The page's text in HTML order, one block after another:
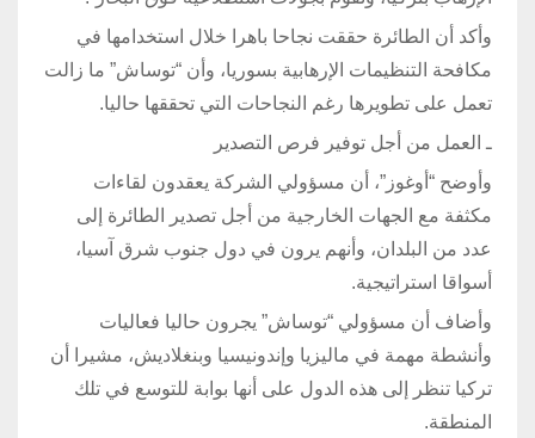
وأكد أن الطائرة حققت نجاحا باهرا خلال استخدامها في
مكافحة التنظيمات الإرهابية بسوريا، وأن “توساش” ما زالت
تعمل على تطويرها رغم النجاحات التي تحققها حاليا.
ـ العمل من أجل توفير فرص التصدير
وأوضح “أوغوز”، أن مسؤولي الشركة يعقدون لقاءات
مكثفة مع الجهات الخارجية من أجل تصدير الطائرة إلى
عدد من البلدان، وأنهم يرون في دول جنوب شرق آسيا،
أسواقا استراتيجية.
وأضاف أن مسؤولي “توساش” يجرون حاليا فعاليات
وأنشطة مهمة في ماليزيا وإندونيسيا وبنغلاديش، مشيرا أن
تركيا تنظر إلى هذه الدول على أنها بوابة للتوسع في تلك
المنطقة.